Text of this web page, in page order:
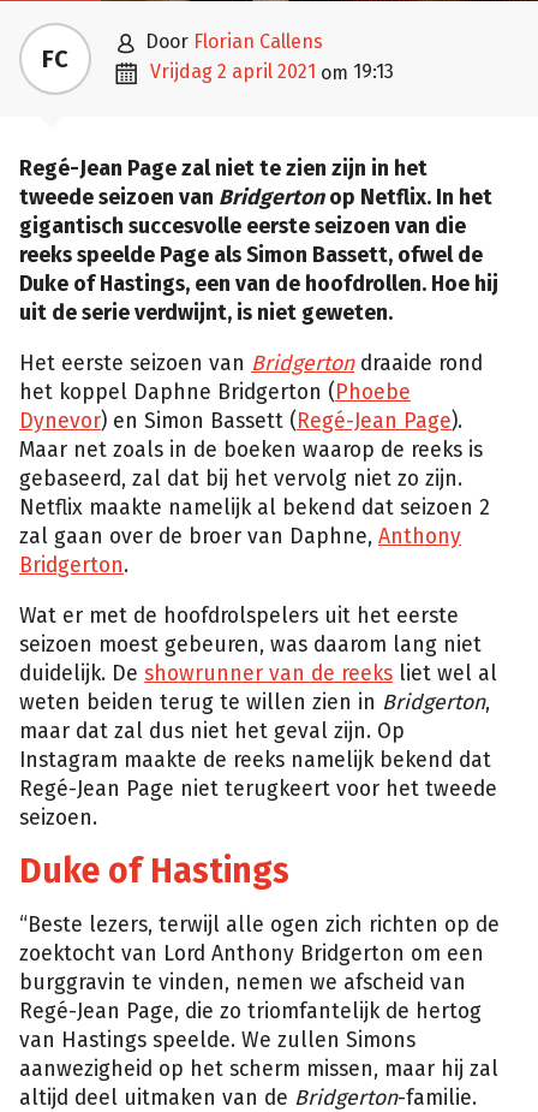
FC  door Florian Callens
 vrijdag 2 april 2021 om 19:13
Regé-Jean Page zal niet te zien zijn in het
tweede seizoen van Bridgertonop Netflix. In het
gigantisch succesvolle eerste seizoen van die
reeks speelde Page als Simon Bassett, ofwel de
Duke of Hastings, een van de hoofdrollen. Hoe hij
uit de serie verdwijnt, is niet geweten.
Het eerste seizoen van Bridgertondraaide rond
het koppel Daphne Bridgerton ( Phoebe
Dynevor) en Simon Bassett ( Regé-Jean Page).
Maar net zoals in de boeken waarop de reeks is
gebaseerd, zal dat bij het vervolg niet zo zijn.
Netflix maakte namelijk al bekend dat seizoen 2
zal gaan over de broer van Daphne, Anthony
Bridgerton.
Wat er met de hoofdrolspelers uit het eerste
seizoen moest gebeuren, was daarom lang niet
duidelijk. De showrunner van de reeks liet wel al
weten beiden terug te willen zien in Bridgerton,
maar dat zal dus niet het geval zijn. Op
Instagram maakte de reeks namelijk bekend dat
Regé-Jean Page niet terugkeert voor het tweede
seizoen.
Duke of Hastings
“Beste lezers, terwijl alle ogen zich richten op de
zoektocht van Lord Anthony Bridgerton om een ​​
burggravin te vinden, nemen we afscheid van
Regé-Jean Page, die zo triomfantelijk de hertog
van Hastings speelde. We zullen Simons
aanwezigheid op het scherm missen, maar hij zal
altijd deel uitmaken van de Bridgerton-familie.